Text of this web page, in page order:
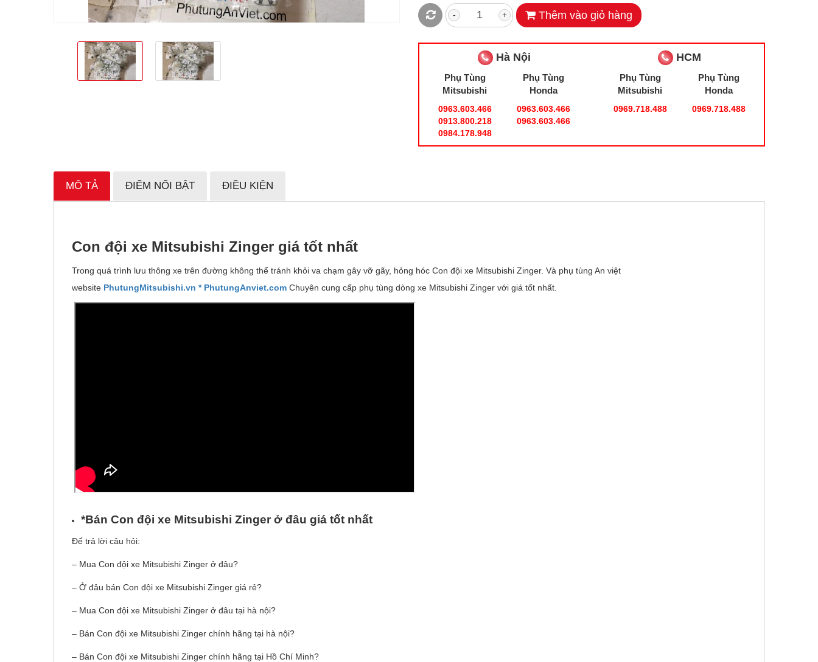
- + Thêm vào giỏ hàng
Hà Nội
Phụ Tùng
Mitsubishi
0963.603.466
0913.800.218
0984.178.948
Phụ Tùng
Honda
0963.603.466
0963.603.466
HCM
Phụ Tùng
Mitsubishi
0969.718.488
Phụ Tùng
Honda
0969.718.488
MÔ TẢ ĐIỂM NỔI BẬT ĐIỀU KIỆN
Con đội xe Mitsubishi Zinger giá tốt nhất
Trong quá trình lưu thông xe trên đường không thể tránh khỏi va chạm gây vỡ gãy, hỏng hóc Con đội xe Mitsubishi Zinger. Và phụ tùng An việt
website PhutungMitsubishi.vn * PhutungAnviet.com Chuyên cung cấp phụ tùng dòng xe Mitsubishi Zinger với giá tốt nhất.
*Bán Con đội xe Mitsubishi Zinger ở đâu giá tốt nhất
Để trả lời câu hỏi:
– Mua Con đội xe Mitsubishi Zinger ở đâu?
– Ở đâu bán Con đội xe Mitsubishi Zinger giá rẻ?
– Mua Con đội xe Mitsubishi Zinger ở đâu tại hà nội?
– Bán Con đội xe Mitsubishi Zinger chính hãng tại hà nội?
– Bán Con đội xe Mitsubishi Zinger chính hãng tại Hồ Chí Minh?